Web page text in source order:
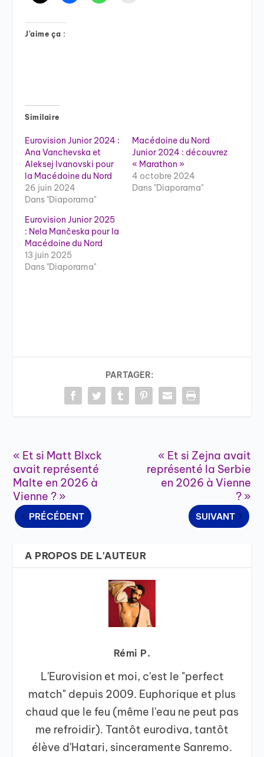
J’aime ça :
Similaire
Eurovision Junior 2024 :
Ana Vanchevska et
Aleksej Ivanovski pour
la Macédoine du Nord
26 juin 2024
Dans "Diaporama"
Macédoine du Nord
Junior 2024 : découvrez
« Marathon »
4 octobre 2024
Dans "Diaporama"
Eurovision Junior 2025
: Nela Mančeska pour la
Macédoine du Nord
13 juin 2025
Dans "Diaporama"
PARTAGER:
« Et si Matt Blxck
avait représenté
Malte en 2026 à
Vienne ? »
PRÉCÉDENT
« Et si Zejna avait
représenté la Serbie
en 2026 à Vienne
? »
SUIVANT
A PROPOS DE L'AUTEUR
Rémi P.
L'Eurovision et moi, c'est le "perfect
match" depuis 2009. Euphorique et plus
chaud que le feu (même l'eau ne peut pas
me refroidir). Tantôt eurodiva, tantôt
élève d'Hatari, sinceramente Sanremo.